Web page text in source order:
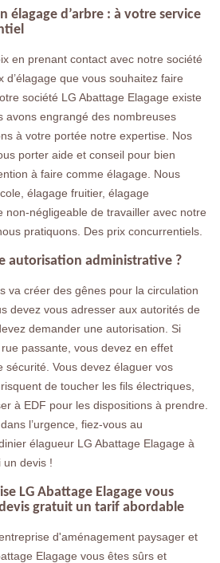
élagage d’arbre : à votre service
en prenant contact avec notre société
d’élagage que vous souhaitez faire
société LG Abattage Elagage existe
avons engrangé des nombreuses
à votre portée notre expertise. Nos
porter aide et conseil pour bien
à faire comme élagage. Nous
élagage fruitier, élagage
non-négligeable de travailler avec notre
pratiquons. Des prix concurrentiels.
autorisation administrative ?
va créer des gênes pour la circulation
devez vous adresser aux autorités de
demander une autorisation. Si
rue passante, vous devez en effet
sécurité. Vous devez élaguer vos
de toucher les fils électriques,
à EDF pour les dispositions à prendre.
l’urgence, fiez-vous au
élagueur LG Abattage Elagage à
un devis !
LG Abattage Elagage vous
gratuit un tarif abordable
d'aménagement paysager et
Elagage vous êtes sûrs et